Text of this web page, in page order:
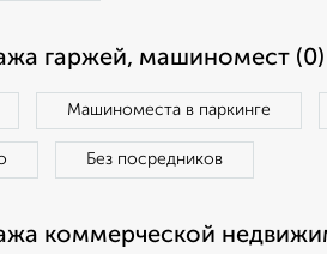
гаржей, машиномест (0)
Машиноместа в паркинге
Без посредников
коммерческой